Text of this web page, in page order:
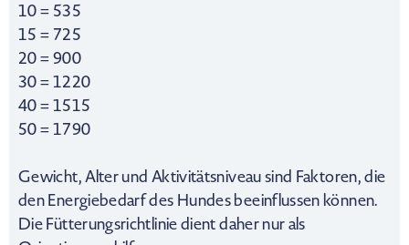
10 = 535
15 = 725
20 = 900
30 = 1220
40 = 1515
50 = 1790
Gewicht, Alter und Aktivitätsniveau sind Faktoren, die
den Energiebedarf des Hundes beeinflussen können.
Die Fütterungsrichtlinie dient daher nur als